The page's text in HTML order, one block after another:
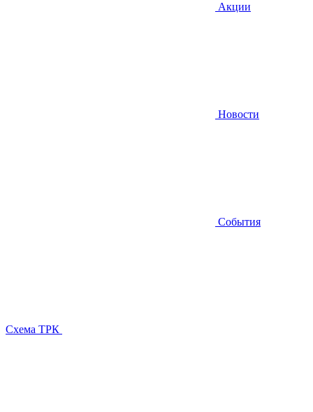
Акции
Новости
События
Схема ТРК